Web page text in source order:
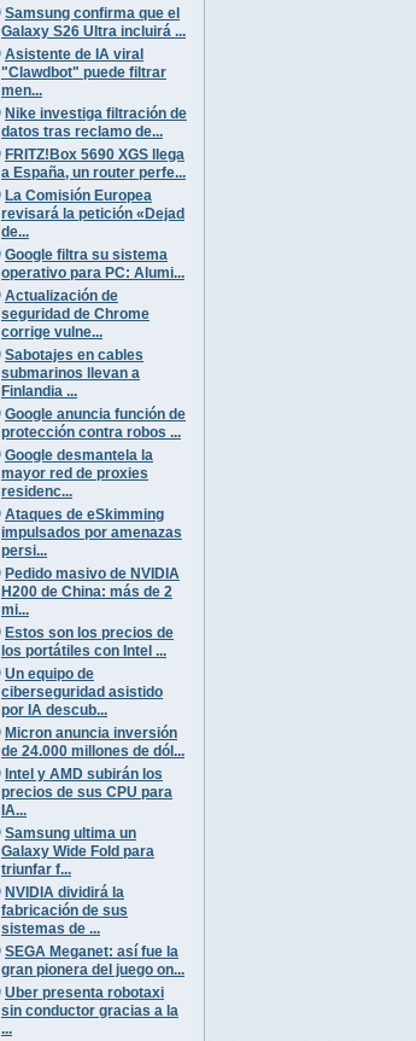
Samsung confirma que el
Galaxy S26 Ultra incluirá ...
Asistente de IA viral
"Clawdbot" puede filtrar
men...
Nike investiga filtración de
datos tras reclamo de...
FRITZ!Box 5690 XGS llega
a España, un router perfe...
La Comisión Europea
revisará la petición «Dejad
de...
Google filtra su sistema
operativo para PC: Alumi...
Actualización de
seguridad de Chrome
corrige vulne...
Sabotajes en cables
submarinos llevan a
Finlandia ...
Google anuncia función de
protección contra robos ...
Google desmantela la
mayor red de proxies
residenc...
Ataques de eSkimming
impulsados por amenazas
persi...
Pedido masivo de NVIDIA
H200 de China: más de 2
mi...
Estos son los precios de
los portátiles con Intel ...
Un equipo de
ciberseguridad asistido
por IA descub...
Micron anuncia inversión
de 24.000 millones de dól...
Intel y AMD subirán los
precios de sus CPU para
IA...
Samsung ultima un
Galaxy Wide Fold para
triunfar f...
NVIDIA dividirá la
fabricación de sus
sistemas de ...
SEGA Meganet: así fue la
gran pionera del juego on...
Uber presenta robotaxi
sin conductor gracias a la
...